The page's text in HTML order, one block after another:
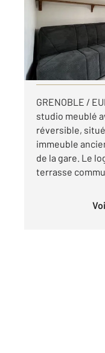
390 €
par mois charges
Visiter le site
GRENOBLE /
studio meublé
réversible,
immeuble
de la gare. Le
terrasse